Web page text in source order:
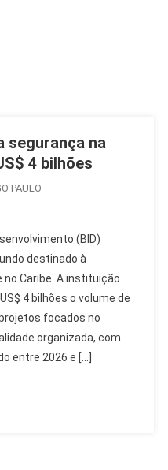
segurança na
4 bilhões
PAULO
(BID)
destinado à
Caribe. A instituição
4 bilhões o volume de
focados no
organizada, com
entre 2026 e […]